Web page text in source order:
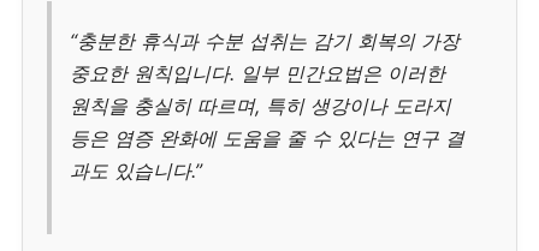
“충분한 휴식과 수분 섭취는 감기 회복의 가장
중요한 원칙입니다. 일부 민간요법은 이러한
원칙을 충실히 따르며, 특히 생강이나 도라지
등은 염증 완화에 도움을 줄 수 있다는 연구 결
과도 있습니다.”